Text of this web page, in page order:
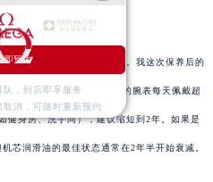
3年进行一次完整机芯保养。我这次保养后的
在2028年6月左右。如果您的腕表每天佩戴超
健身房、洗手间），建议缩短到2年。如果是
芯润滑油的最佳状态通常在2年半开始衰减。
即预约
队，到店即享服务
消，可随时重新预约